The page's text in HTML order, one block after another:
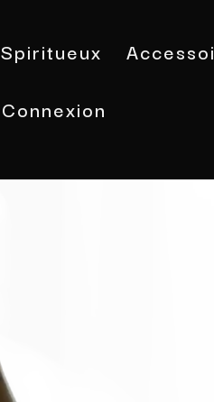
Spiritueux
Connexion